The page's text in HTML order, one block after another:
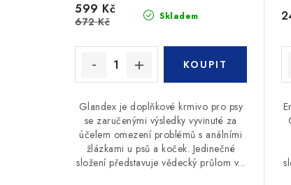
Skladem
599 Kč
672 Kč
Glandex je doplňkové krmivo pro psy
se zaručenými výsledky vyvinuté za
účelem omezení problémů s análními
žlázkami u psů a koček. Jedinečné
složení představuje vědecký průlom v...